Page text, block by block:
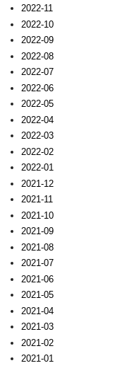
2022-11
2022-10
2022-09
2022-08
2022-07
2022-06
2022-05
2022-04
2022-03
2022-02
2022-01
2021-12
2021-11
2021-10
2021-09
2021-08
2021-07
2021-06
2021-05
2021-04
2021-03
2021-02
2021-01